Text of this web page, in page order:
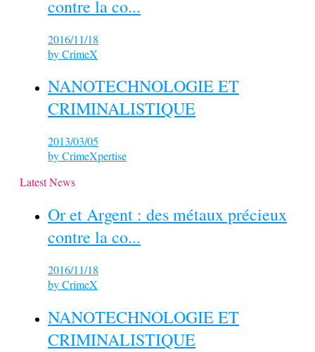
contre la co...
2016/11/18
byCrimeX
NANOTECHNOLOGIE ET
CRIMINALISTIQUE
2013/03/05
byCrimeXpertise
Latest News
Or et Argent : des métaux précieux
contre la co...
2016/11/18
byCrimeX
NANOTECHNOLOGIE ET
CRIMINALISTIQUE